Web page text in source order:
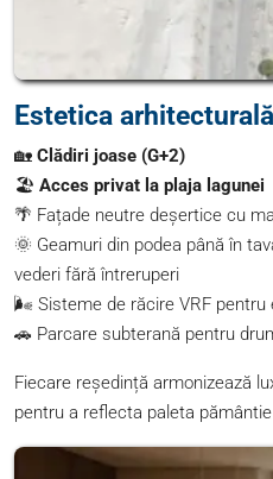
Estetica arhitecturală
🏡 Clădiri joase (G+2)
🏖️ Acces privat la plaja lagunei
🌴 Fațade neutre deșertice cu
🌞 Geamuri din podea până în
vederi fără întreruperi
🌬️ Sisteme de răcire VRF pentru
🚗 Parcare subterană pentru
Fiecare reședință armonizează
pentru a reflecta paleta